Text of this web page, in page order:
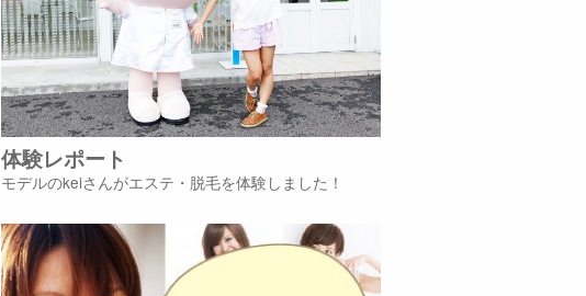
体験レポート
モデルのkeiさんがエステ・脱毛を体験しました！